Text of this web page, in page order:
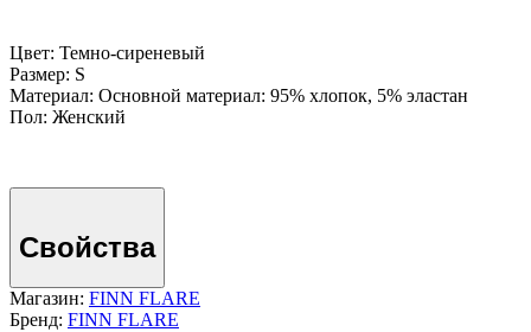
Цвет: Темно-сиреневый
Размер: S
Материал: Основной материал: 95% хлопок, 5% эластан
Пол: Женский
Свойства
Магазин: FINN FLARE
Бренд: FINN FLARE